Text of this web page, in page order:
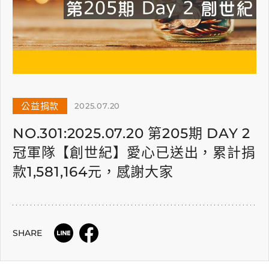
公益捐款 2025.07.20
NO.301:2025.07.20 第205期 DAY 2
冠軍隊【創世紀】愛心已送出，累計捐
款1,581,164元，感謝大家
SHARE